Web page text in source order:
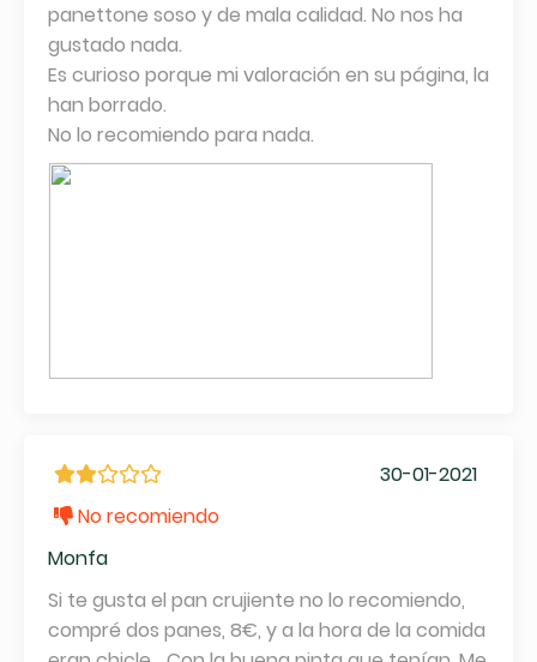
panettone soso y de mala calidad. No nos ha
gustado nada.
Es curioso porque mi valoración en su página, la
han borrado.
No lo recomiendo para nada.
30-01-2021
No recomiendo
Monfa
Si te gusta el pan crujiente no lo recomiendo,
compré dos panes, 8€, y a la hora de la comida